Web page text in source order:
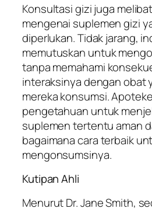
Konsultasi gizi juga
mengenai suplemen gizi
diperlukan. Tidak jarang,
memutuskan untuk
tanpa memahami
interaksinya dengan obat
mereka konsumsi.
pengetahuan untuk
suplemen tertentu aman
bagaimana cara terbaik
mengonsumsinya.
Kutipan Ahli
Menurut Dr. Jane Smith,